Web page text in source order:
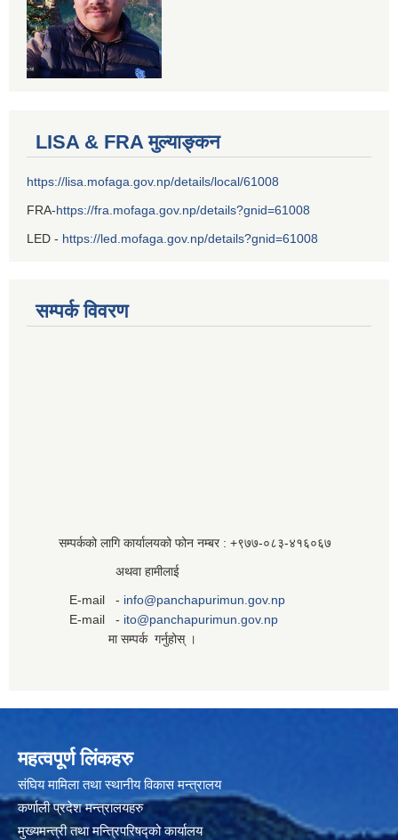
LISA & FRA मुल्याङ्कन
https://lisa.mofaga.gov.np/details/local/61008
FRA-https://fra.mofaga.gov.np/details?gnid=61008
LED - https://led.mofaga.gov.np/details?gnid=61008
सम्पर्क विवरण
सम्पर्कको लागि कार्यालयको फोन नम्बर : +९७७-०८३‍-४१६०६७
अथवा हामीलाई
E-mail - info@panchapurimun.gov.np
E-mail - ito@panchapurimun.gov.np
मा सम्पर्क गर्नुहोस् ।
महत्वपूर्ण लिंकहरु
संघिय मामिला तथा स्थानीय विकास मन्त्रालय
कर्णाली प्रदेश मन्त्रालयहरु
मुख्यमन्त्री तथा मन्त्रिपरिषद्को कार्यालय